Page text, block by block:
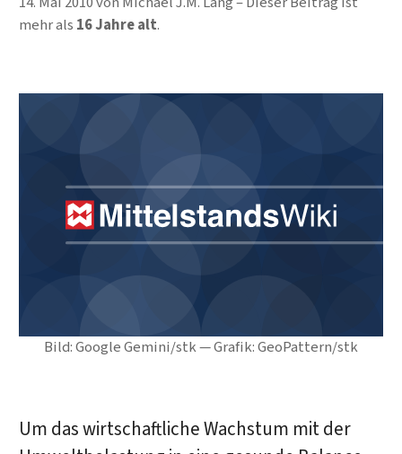
Bild: Google Gemini/stk — Grafik: GeoPattern/stk
mehr als 16 Jahre alt.
Um das wirtschaftliche Wachstum mit der